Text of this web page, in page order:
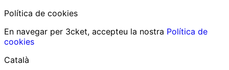
Política de cookies
En navegar per 3cket, accepteu la nostra Política de
cookies
Català